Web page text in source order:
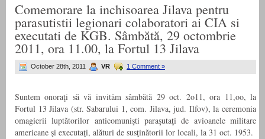
Comemorare la inchisoarea Jilava pentru
parasutistii legionari colaboratori ai CIA si
executati de KGB. Sâmbătă, 29 octombrie
2011, ora 11.00, la Fortul 13 Jilava
October 28th, 2011 VR 1 Comment »
Suntem onoraţi să vă invităm sâmbătă 29 oct. 2o11, ora 11,oo, la
Fortul 13 Jilava (str. Sabarului 1, com. Jilava, jud. Ilfov), la ceremonia
omagierii luptătorilor anticomunişti paraşutaţi de avioanele militare
americane şi executaţi, alături de susţinătorii lor locali, la 31 oct. 1953.